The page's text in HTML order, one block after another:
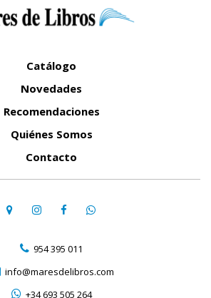
Catálogo
Novedades
Recomendaciones
Quiénes Somos
Contacto
954 395 011
info@maresdelibros.com
+34 693 505 264